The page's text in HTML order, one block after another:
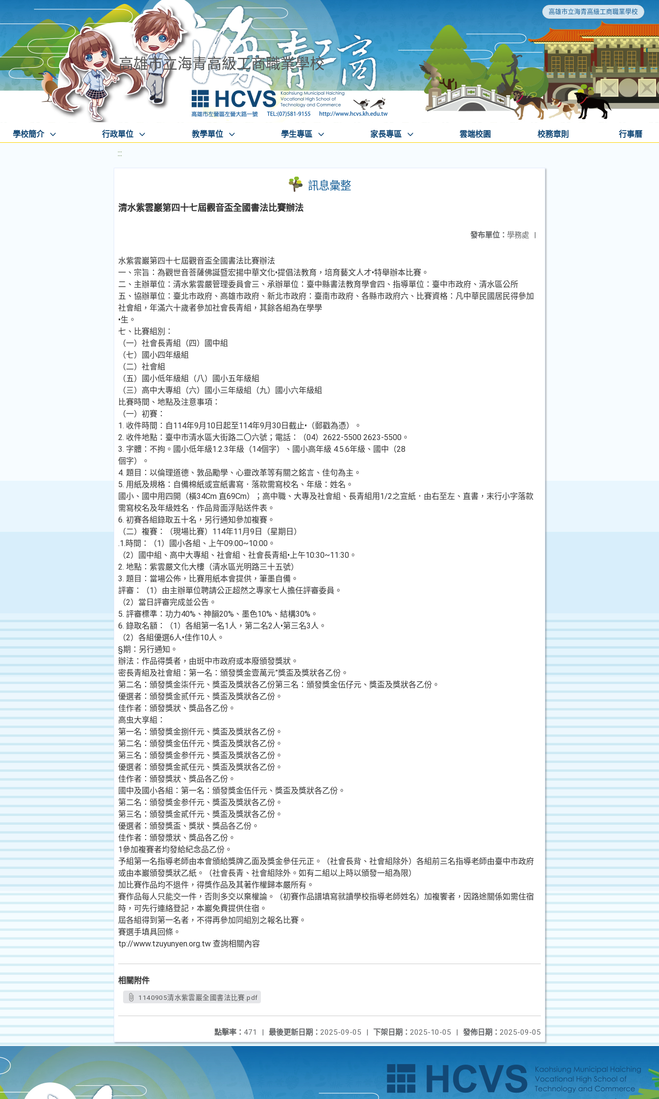
高雄市立海青高級工商職業學校
高雄市立海青高級工商職業學校
學校簡介 行政單位 教學單位 學生專區 家長專區 雲端校園 校務章則 行事曆
:::
訊息彙整
清水紫雲巖第四十七屆觀音盃全國書法比賽辦法
發布單位： 學務處 |
水紫雲巖第四十七屆觀音盃全國書法比賽辦法
一、宗旨：為觀世音菩薩佛誕暨宏揚中華文化•提倡法教育，培育藝文人才•特舉辦本比賽。
二、主辦單位：清水紫雲嚴管理委員會三、承辦單位：臺中縣書法教育學會四、指導單位：臺中市政府、清水區公所
五、協辦單位：臺北市政府、高雄市政府、新北市政府：臺南市政府、各縣市政府六、比賽資格：凡中華民國居民得參加
社會組，年滿六十歲者參加社會長青組，其餘各組為在學學
•生。
七、比賽組別：
（一）社會長青組（四）國中組
（七）國小四年級組
（二）社會組
（五）國小低年級組（八）國小五年級組
（三）高中大專組（六）國小三年級組（九）國小六年級組
比賽時間、地點及注意事項：
（一）初賽：
1. 收件時間：自114年9月10日起至114年9月30日截止•（郵戳為憑）。
2. 收件地點：臺中市清水區大街路二〇六號；電話：（04）2622-5500 2623-5500。
3. 字體：不拘。國小低年級1.2.3年級（14個字）、國小高年級 4.5.6年級、國中（28
個字）。
4. 題目：以倫理道德、敦品勵學、心靈改革等有關之銘言、佳句為主。
5. 用紙及規格：自備棉紙或宣紙書寫．落款需寫校名、年級：姓名。
國小、國中用四開（橫34Cm 直69Cm）；高中職、大專及社會組、長青組用1/2之宣紙．由右至左、直書，末行小字落款
需寫校名及年級姓名．作品背面浮貼送件表。
6. 初賽各組錄取五十名，另行通知參加複賽。
（二）複賽：（現場比賽）114年11月9日（星期日）
.1.時間：（1）國小各組、上午09:00~10:00。
（2）國中組、高中大專組、社會組、社會長青組•上午10:30~11:30。
2. 地點：紫雲嚴文化大樓（清水區光明路三十五號）
3. 題目：當場公佈，比賽用紙本會提供，筆墨自備。
評審：（1）由主辦單位聘請公正超然之專家七人擔任評審委員。
（2）當日評審完成並公告。
5. 評審標準：功力40%、神韻20%、墨色10%、結構30%。
6. 錄取名額：（1）各組第一名1人，第二名2人•第三名3人。
（2）各組優選6人•佳作10人。
§期：另行通知。
辦法：作品得獎者，由斑中市政府或本廢頒發獎狀。
密長青組及社會組：第一名：頒發獎金壹萬元”獎盃及獎狀各乙份。
第二名：頒發獎金柒仟元、獎盃及獎狀各乙份第三名：頒發獎金伍仔元、獎盃及獎狀各乙份。
優選者：頒發獎金贰仟元、獎盃及獎狀各乙份。
佳作者：頒發獎狀、獎品各乙份。
高虫大享組：
第一名：頒發獎金捌仟元、獎盃及獎狀各乙份。
第二名：頒發獎金伍仟元、獎盃及獎狀各乙份。
第三名：頒發獎金参仟元、獎盃及獎狀各乙份。
優選者：頒發獎金貳任元、獎盃及獎狀各乙份。
佳作者：頒發獎狀、獎品各乙份。
國中及國小各組：第一名：頒發獎金伍仟元、獎盃及獎狀各乙份。
第二名：頒發獎金参仟元、獎盃及獎狀各乙份。
第三名：頒發獎金貳仟元、獎盃及獎狀各乙份。
優選者：頒發獎盃、獎狀、獎品各乙份。
佳作者：頒發漿狀、獎品各乙份。
1參加複賽者均發給紀念品乙份。
予組第一名指導老師由本會頒給獎牌乙面及獎金參任元正。（社會長背、社會組除外）各組前三名指導老師由臺中市政府
或由本巖頒發獎狀乙紙。（社會長青、社會組除外。如有二組以上時以頒發一組為限）
加比賽作品均不退件，得獎作品及其著作權歸本嚴所有。
賽作品每人只能交一件，否則多交以棄權論。（初賽作品譜填寫就讀學校指導老師姓名）加複饗者，因路途關係如需住宿
時，可先行連絡登記，本巖免費提供住宿。
屆各組得到第一名者，不得再參加同組別之報名比賽。
賽選手填具回條。
tp://www.tzuyunyen.org.tw 查詢相關內容
相關附件
1140905清水紫雲巖全國書法比賽.pdf
發佈日期： 2025-09-05
下架日期： 2025-10-05 |
最後更新日期： 2025-09-05 |
點擊率： 471 |